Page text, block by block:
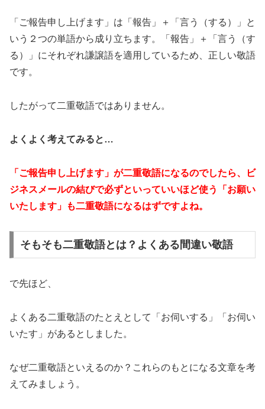
「ご報告申し上げます」は「報告」＋「言う（する）」と
いう２つの単語から成り立ちます。「報告」＋「言う（す
る）」にそれぞれ謙譲語を適用しているため、正しい敬語
です。
したがって二重敬語ではありません。
よくよく考えてみると…
「ご報告申し上げます」が二重敬語になるのでしたら、ビ
ジネスメールの結びで必ずといっていいほど使う「お願い
いたします」も二重敬語になるはずですよね。
そもそも二重敬語とは？よくある間違い敬語
で先ほど、
よくある二重敬語のたとえとして「お伺いする」「お伺い
いたす」があるとしました。
なぜ二重敬語といえるのか？これらのもとになる文章を考
えてみましょう。